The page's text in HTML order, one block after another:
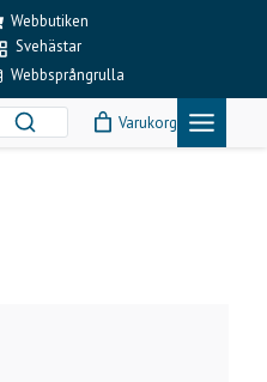
Webbutiken
Svehästar
Webbsprångrulla
Varukorg